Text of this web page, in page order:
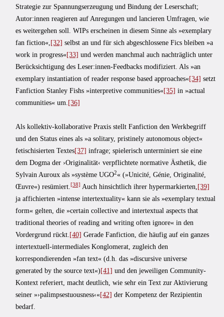
Strategie zur Spannungserzeugung und Bindung der Leserschaft;
Autor:innen reagieren auf Anregungen und lancieren Umfragen, wie
es weitergehen soll. WIPs erscheinen in diesem Sinne als »exemplary
fan fiction«, [32] selbst an und für sich abgeschlossene Fics bleiben »a
work in progress«[33] und werden manchmal auch nachträglich unter
Berücksichtigung des Leser:innen-Feedbacks modifiziert. Als »an
exemplary instantiation of reader response based approaches«[34] setzt
Fanfiction Stanley Fishs »interpretive communities«[35] in »actual
communities« um. [36]
Als kollektiv-kollaborative Praxis stellt Fanfiction den Werkbegriff
und den Status eines als »a solitary, pristinely autonomous object«
fetischisierten Textes[37] infrage; spielerisch unterminiert sie eine
dem Dogma der ›Originalität‹ verpflichtete normative Ästhetik, die
Sylvain Auroux als »système UGO2« (»Unicité, Génie, Originalité,
Œuvre«) resümiert. [38] Auch hinsichtlich ihrer hypermarkierten, [39]
ja affichierten »intense intertextuality« kann sie als »exemplary textual
form« gelten, die »certain collective and intertextual aspects that
traditional theories of reading and writing often ignore« in den
Vordergrund rückt. [40] Gerade Fanfiction, die häufig auf ein ganzes
intertextuell-intermediales Konglomerat, zugleich den
korrespondierenden »fan text« (d.h. das »discursive universe
generated by the source text«) [41] und den jeweiligen Community-
Kontext referiert, macht deutlich, wie sehr ein Text zur Aktivierung
seiner »›palimpsestuousness‹«[42] der Kompetenz der Rezipientin
bedarf.